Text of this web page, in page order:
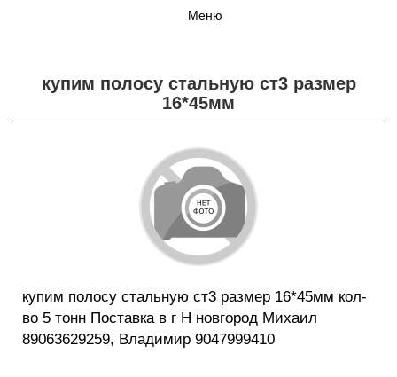
Меню
купим полосу стальную ст3 размер
16*45мм
купим полосу стальную ст3 размер 16*45мм кол-
во 5 тонн Поставка в г Н новгород Михаил
89063629259, Владимир 9047999410